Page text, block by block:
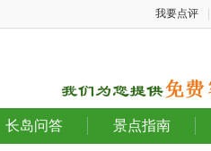
我要点评
长岛问答 景点指南